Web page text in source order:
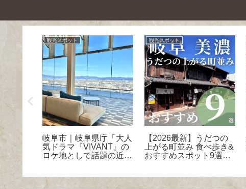
瀬商
ルメ
観光スポット
岐阜市｜岐阜県庁「大人
気ドラマ『VIVANT』の
ロケ地として話題の近代
観光スポット
【2026最新】うだつの
上がる町並み 食べ歩き&
おすすめスポット9選！-